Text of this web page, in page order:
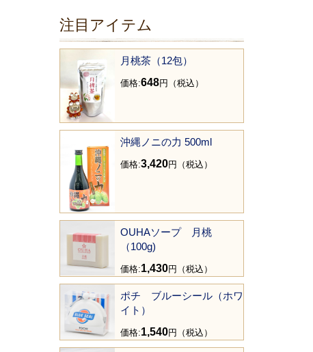
注目アイテム
月桃茶（12包）
価格:648円（税込）
沖縄ノニの力 500ml
価格:3,420円（税込）
OUHAソープ 月桃
（100g)
価格:1,430円（税込）
ポチ ブルーシール（ホワ
イト）
価格:1,540円（税込）